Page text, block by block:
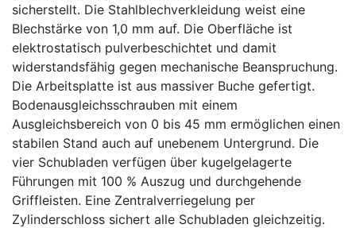
sicherstellt. Die Stahlblechverkleidung weist eine
Blechstärke von 1,0 mm auf. Die Oberfläche ist
elektrostatisch pulverbeschichtet und damit
widerstandsfähig gegen mechanische Beanspruchung.
Die Arbeitsplatte ist aus massiver Buche gefertigt.
Bodenausgleichsschrauben mit einem
Ausgleichsbereich von 0 bis 45 mm ermöglichen einen
stabilen Stand auch auf unebenem Untergrund. Die
vier Schubladen verfügen über kugelgelagerte
Führungen mit 100 % Auszug und durchgehende
Griffleisten. Eine Zentralverriegelung per
Zylinderschloss sichert alle Schubladen gleichzeitig.